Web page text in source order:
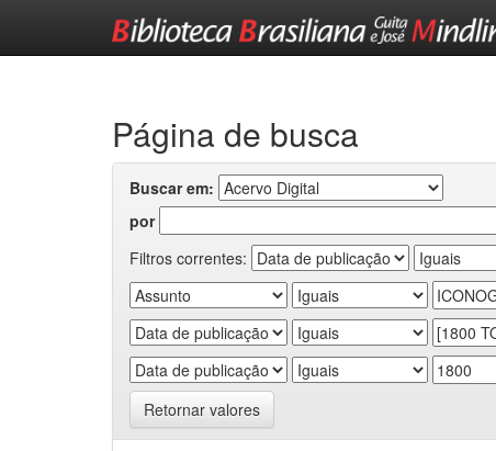
Página de busca
Buscar em:
por
Filtros correntes:
Retornar valores